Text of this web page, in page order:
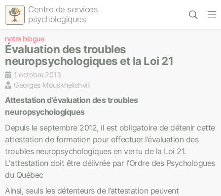
Centre de services
psychologiques
notre blogue
Évaluation des troubles
neuropsychologiques et la Loi 21
1 octobre 2013
Georges Mouskhelichvili
Attestation d’évaluation des troubles
neuropsychologiques
Depuis le septembre 2012, il est obligatoire de détenir cette
attestation de formation pour effectuer l’évaluation des
troubles neuropsychologiques en vertu de la Loi 21.
L'attestation doit être délivrée par l’Ordre des Psychologues
du Québec
Ainsi, seuls les détenteurs de l’attestation peuvent